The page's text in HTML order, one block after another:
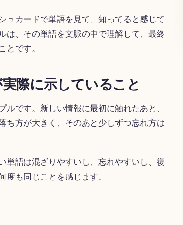
ュカードで単語を見て、知ってると感じて
は、その単語を文脈の中で理解して、最終
とです。
際に示していること
です。新しい情報に最初に触れたあと、
ち方が大きく、そのあと少しずつ忘れ方は
単語は混ざりやすいし、忘れやすいし、復
も同じことを感じます。